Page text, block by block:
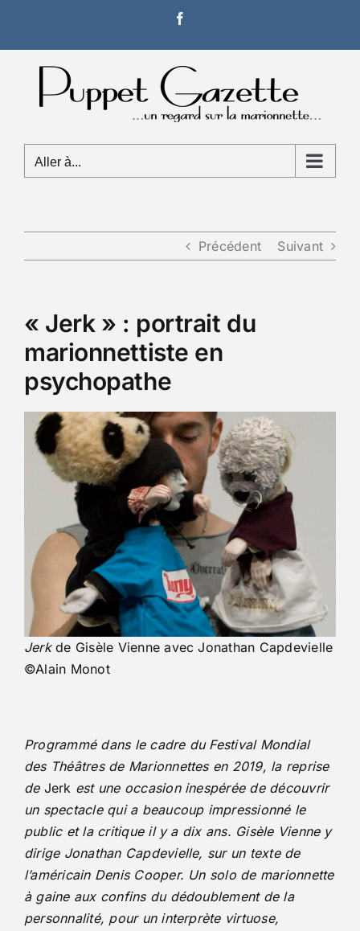
contenu
Aller à...
Précédent Suivant
« Jerk » : portrait du
marionnettiste en
psychopathe
Jerkde Gisèle Vienne avec Jonathan Capdevielle
©Alain Monot
Programmé dans le cadre du Festival Mondial
des Théâtres de Marionnettes en 2019, la reprise
deJerk est une occasion inespérée de découvrir
un spectacle qui a beaucoup impressionné le
public et la critique il y a dix ans. Gisèle Vienne y
dirige Jonathan Capdevielle, sur un texte de
l’américain Denis Cooper. Un solo de marionnette
à gaine aux confins du dédoublement de la
personnalité, pour un interprète virtuose,